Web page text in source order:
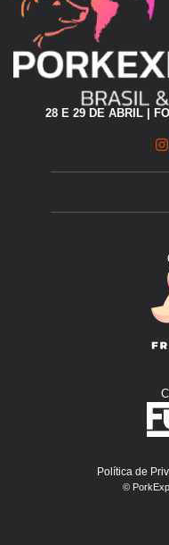
28 E 29 DE ABRIL |
Política de
©